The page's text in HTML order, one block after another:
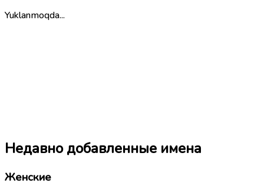
Yuklanmoqda...
Недавно добавленные имена
Женские